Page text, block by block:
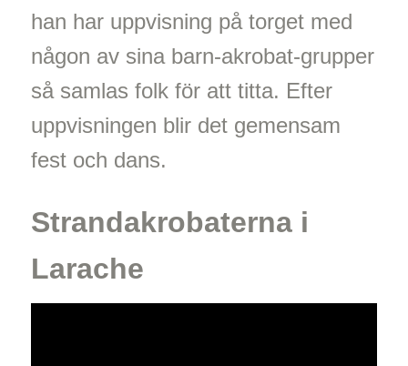
han har uppvisning på torget med
någon av sina barn-akrobat-grupper
så samlas folk för att titta. Efter
uppvisningen blir det gemensam
fest och dans.
Strandakrobaterna i
Larache